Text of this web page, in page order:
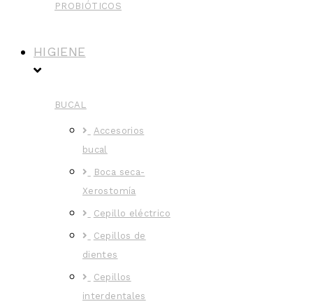
PROBIÓTICOS
HIGIENE
BUCAL
Accesorios
bucal
Boca seca-
Xerostomía
Cepillo eléctrico
Cepillos de
dientes
Cepillos
interdentales